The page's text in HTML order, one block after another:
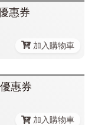
惠券
加入購物車
惠券
加入購物車